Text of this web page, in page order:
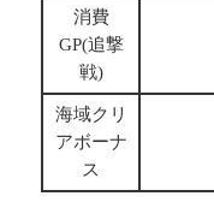
消費
GP(追撃
戦)
海域クリ
アボーナ
ス